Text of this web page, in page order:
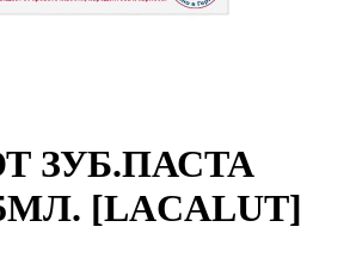
ЗУБ.ПАСТА
[LACALUT]